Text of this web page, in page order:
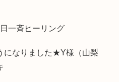
一斉ヒーリング
になりました★Y様（山梨